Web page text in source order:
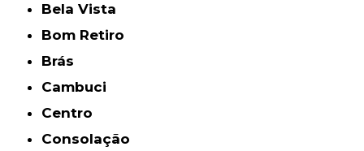
Bela Vista
Bom Retiro
Brás
Cambuci
Centro
Consolação